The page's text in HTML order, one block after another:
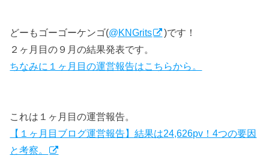
どーもゴーゴーケンゴ(@KNGrits
)です！
２ヶ月目の９月の結果発表です。
ちなみに１ヶ月目の運営報告はこちらから。
これは１ヶ月目の運営報告。
【１ヶ月目ブログ運営報告】結果は24,626pv！4つの要因
と考察。